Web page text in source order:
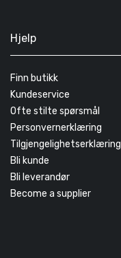
Hjelp
Finn butikk
Kundeservice
Ofte stilte spørsmål
Personvernerklæring
Tilgjengelighetserklæring
Bli kunde
Bli leverandør
Become a supplier